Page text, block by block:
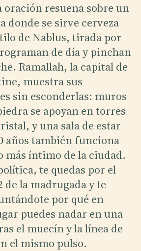
oración resuena sobre un
donde se sirve cerveza
de Nablus, tirada por
de día y pinchan
Ramallah, la capital de
muestra sus
sin esconderlas: muros
se apoyan en torres
y una sala de estar
años también funciona
más íntimo de la ciudad.
te quedas por el
de la madrugada y te
por qué en
puedes nadar en una
el muecín y la línea de
el mismo pulso.